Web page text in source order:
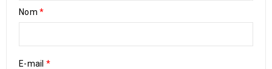
Nom *
E-mail *